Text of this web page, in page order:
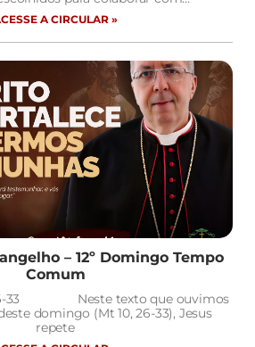
A CIRCULAR »
– 12º Domingo Tempo
Comum
26-33 Neste texto que ouvimos
domingo (Mt 10, 26-33), Jesus
repete